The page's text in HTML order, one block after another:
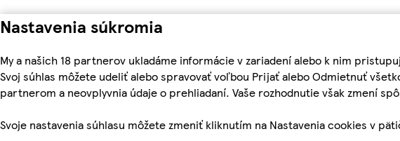
Nastavenia súkromia
My a našich 18 partnerov ukladáme informácie v zariadení alebo k nim
Svoj súhlas môžete udeliť alebo spravovať voľbou Prijať alebo Odmietnuť
partnerom a neovplyvnia údaje o prehliadaní. Vaše rozhodnutie však zmení
Svoje nastavenia súhlasu môžete zmeniť kliknutím na Nastavenia cookies v